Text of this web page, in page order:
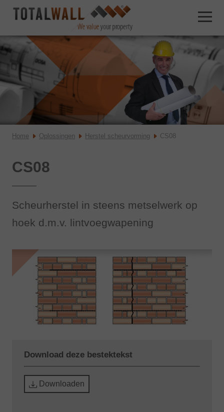
Home Oplossingen Herstel scheurvorming CS08
CS08
Scheurherstel in steens metselwerk op
hoek d.m.v. lintvoegwapening
Download deze bestektekst
Downloaden